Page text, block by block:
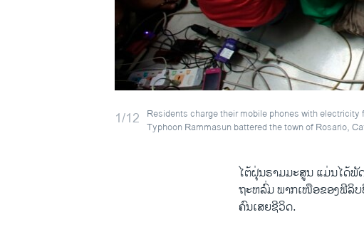
1/12 Residents charge their mobile phones with
Typhoon Rammasun battered the town of Rosario,
ໄຕ້​ຝຸ່ນຣາມມະ​ສູນ ​ແມ່ນ​ໄດ້​
ຖະ​ຫລົ່ມ ພາກ​ເໜືອ​ຂອງ​ຟີ​ລິ
ຄົນ​ເສຍ​ຊີວິດ.